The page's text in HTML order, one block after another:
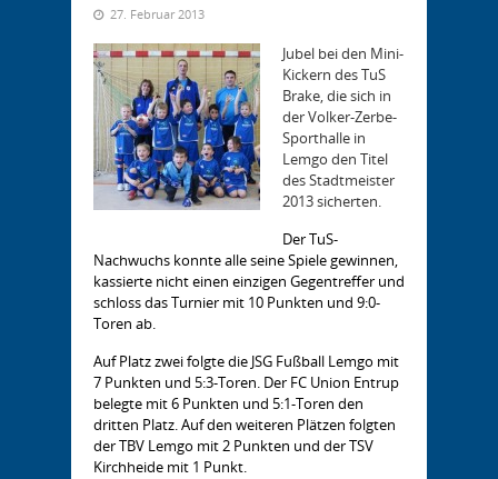
27. Februar 2013
Jubel bei den Mini-
Kickern des TuS
Brake, die sich in
der Volker-Zerbe-
Sporthalle in
Lemgo den Titel
des Stadtmeister
2013 sicherten.
Der TuS-
Nachwuchs konnte alle seine Spiele gewinnen,
kassierte nicht einen einzigen Gegentreffer und
schloss das Turnier mit 10 Punkten und 9:0-
Toren ab.
Auf Platz zwei folgte die JSG Fußball Lemgo mit
7 Punkten und 5:3-Toren. Der FC Union Entrup
belegte mit 6 Punkten und 5:1-Toren den
dritten Platz. Auf den weiteren Plätzen folgten
der TBV Lemgo mit 2 Punkten und der TSV
Kirchheide mit 1 Punkt.